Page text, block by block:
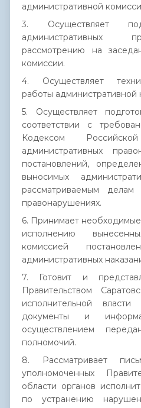
административной
3. Осуществляет
административных
рассмотрению на
комиссии.
4. Осуществляет
работы административной
5. Осуществляет
соответствии с
Кодексом
административных
постановлений,
выносимых
рассматриваемым делам
правонарушениях.
6. Принимает
исполнению
комиссией
административных
7. Готовит и
Правительством
исполнительной власти
документы и
осуществлением
полномочий.
8. Рассматривает
уполномоченных
области органов
по устранению